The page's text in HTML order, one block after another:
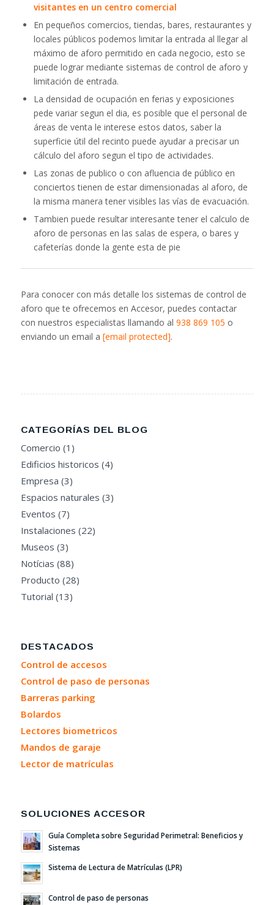
visitantes en un centro comercial
En pequeños comercios, tiendas, bares, restaurantes y
locales públicos podemos limitar la entrada al llegar al
máximo de aforo permitido en cada negocio, esto se
puede lograr mediante sistemas de control de aforo y
limitación de entrada.
La densidad de ocupación en ferias y exposiciones
pede variar segun el dia, es posible que el personal de
áreas de venta le interese estos datos, saber la
superficie útil del recinto puede ayudar a precisar un
cálculo del aforo segun el tipo de actividades.
Las zonas de publico o con afluencia de público en
conciertos tienen de estar dimensionadas al aforo, de
la misma manera tener visibles las vías de evacuación.
Tambien puede resultar interesante tener el calculo de
aforo de personas en las salas de espera, o bares y
cafeterías donde la gente esta de pie
Para conocer con más detalle los sistemas de control de
aforo que te ofrecemos en Accesor, puedes contactar
con nuestros especialistas llamando al 938 869 105 o
enviando un email a [email protected].
CATEGORÍAS DEL BLOG
Comercio (1)
Edificios historicos (4)
Empresa (3)
Espacios naturales (3)
Eventos (7)
Instalaciones (22)
Museos (3)
Notícias (88)
Producto (28)
Tutorial (13)
DESTACADOS
Control de accesos
Control de paso de personas
Barreras parking
Bolardos
Lectores biometricos
Mandos de garaje
Lector de matrículas
SOLUCIONES ACCESOR
Guía Completa sobre Seguridad Perimetral: Beneficios y
Sistemas
Sistema de Lectura de Matrículas (LPR)
Control de paso de personas